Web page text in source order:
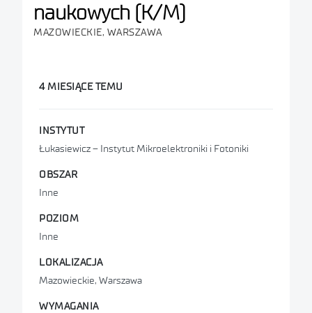
naukowych (K/M)
MAZOWIECKIE, WARSZAWA
4 MIESIĄCE TEMU
INSTYTUT
Łukasiewicz – Instytut Mikroelektroniki i Fotoniki
OBSZAR
Inne
POZIOM
Inne
LOKALIZACJA
Mazowieckie, Warszawa
WYMAGANIA